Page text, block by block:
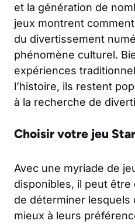
et la génération de
jeux montrent
du divertissement
phénomène culturel.
expériences
l’histoire, ils restent
à la recherche de
Choisir votre jeu
Avec une myriade de
disponibles, il peut
de déterminer lesquels
mieux à leurs